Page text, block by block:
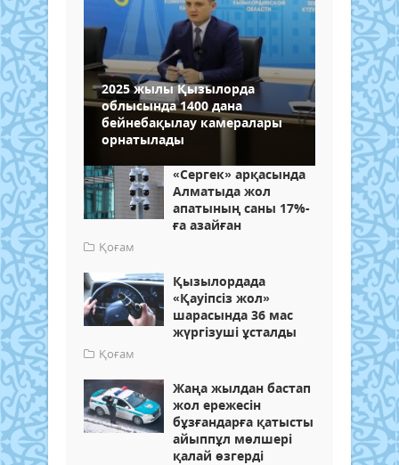
2025 жылы Қызылорда
облысында 1400 дана
бейнебақылау камералары
орнатылады
«Сергек» арқасында
Алматыда жол
апатының саны 17%-
ға азайған
Қоғам
Қызылордада
«Қауіпсіз жол»
шарасында 36 мас
жүргізуші ұсталды
Қоғам
Жаңа жылдан бастап
жол ережесін
бұзғандарға қатысты
айыппұл мөлшері
қалай өзгерді